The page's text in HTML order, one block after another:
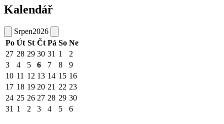
Kalendář
Srpen2026
Po Út St Čt Pá So Ne
27 28 29 30 31 1
2
3
4 5 6 7 8
9
10 11 12 13 14 15 16
17 18 19 20 21 22 23
24 25 26 27 28 29 30
31 1 2 3 4 5 6